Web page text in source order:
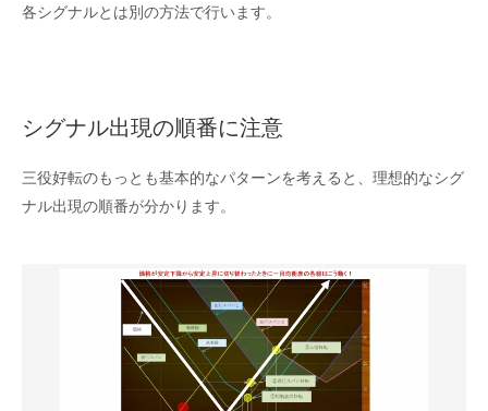
各シグナルとは別の方法で行います。
シグナル出現の順番に注意
三役好転のもっとも基本的なパターンを考えると、理想的なシグ
ナル出現の順番が分かります。